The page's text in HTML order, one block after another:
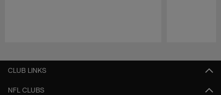
CLUB LINKS
NFL CLUBS